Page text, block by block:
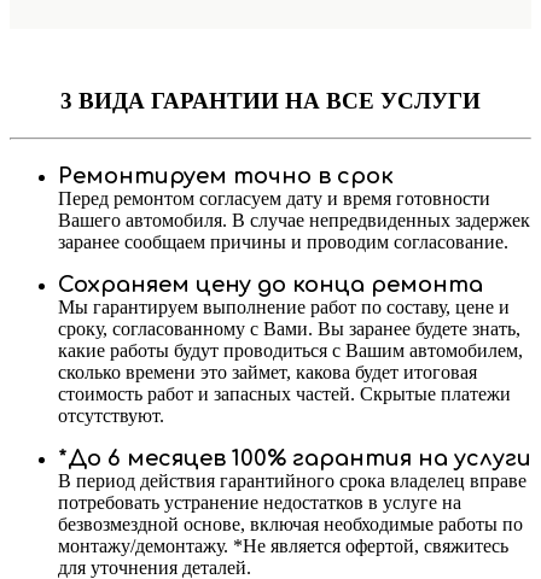
3 ВИДА ГАРАНТИИ НА ВСЕ УСЛУГИ
Ремонтируем точно в срок
Перед ремонтом согласуем дату и время готовности
Вашего автомобиля. В случае непредвиденных задержек
заранее сообщаем причины и проводим согласование.
Сохраняем цену до конца ремонта
Мы гарантируем выполнение работ по составу, цене и
сроку, согласованному с Вами. Вы заранее будете знать,
какие работы будут проводиться с Вашим автомобилем,
сколько времени это займет, какова будет итоговая
стоимость работ и запасных частей. Скрытые платежи
отсутствуют.
*До 6 месяцев 100% гарантия на услуги
В период действия гарантийного срока владелец вправе
потребовать устранение недостатков в услуге на
безвозмездной основе, включая необходимые работы по
монтажу/демонтажу. *Не является офертой, свяжитесь
для уточнения деталей.